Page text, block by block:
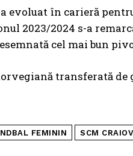
evoluat în carieră
2023/2024 s-a
cel mai bun
transferată
FEMININ SCM